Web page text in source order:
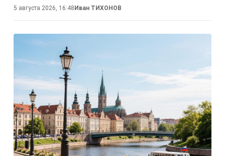
5 августа 2026, 16:48 Иван ТИХОНОВ